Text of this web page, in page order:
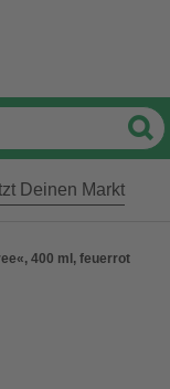
Deinen Markt
400 ml, feuerrot